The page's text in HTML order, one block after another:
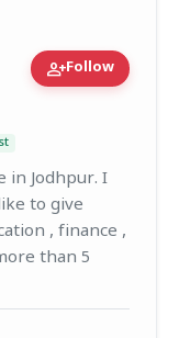
person_addFollow
Public
in Jodhpur. I
to give
, finance ,
than 5